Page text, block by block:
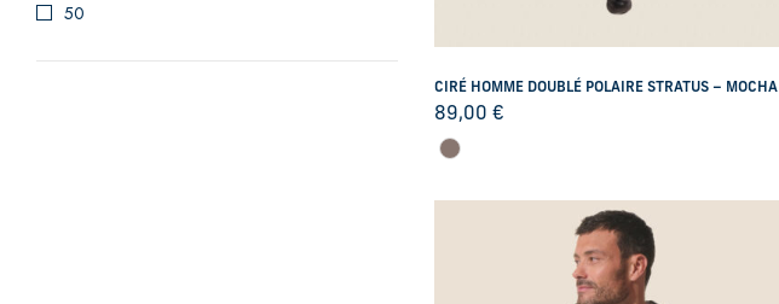
50
CIRÉ HOMME DOUBLÉ POLAIRE STRATUS – MOCHA
89,00 €